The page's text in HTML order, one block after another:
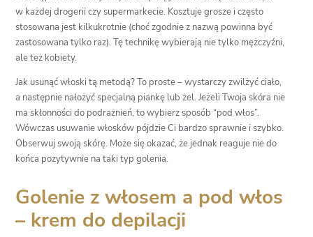
w każdej drogerii czy supermarkecie. Kosztuje grosze i często
stosowana jest kilkukrotnie (choć zgodnie z nazwą powinna być
zastosowana tylko raz). Tę technikę wybierają nie tylko mężczyźni,
ale też kobiety.
Jak usunąć włoski tą metodą? To proste – wystarczy zwilżyć ciało,
a następnie nałożyć specjalną piankę lub żel. Jeżeli Twoja skóra nie
ma skłonności do podrażnień, to wybierz sposób “pod włos”.
Wówczas usuwanie włosków pójdzie Ci bardzo sprawnie i szybko.
Obserwuj swoją skórę. Może się okazać, że jednak reaguje nie do
końca pozytywnie na taki typ golenia.
Golenie z włosem a pod włos
– krem do depilacji